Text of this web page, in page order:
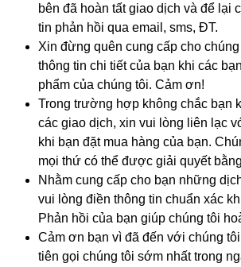
bên đã hoàn tất giao dịch và để lại
tin phản hồi qua email, sms, ĐT.
Xin đừng quên cung cấp cho
thông tin chi tiết của bạn khi các
phẩm của chúng tôi. Cảm ơn!
Trong trường hợp không chắc bạn
các giao dịch, xin vui lòng liên lạc
khi bạn đặt mua hàng của bạn.
mọi thứ có thể được giải quyết
Nhằm cung cấp cho bạn những
vui lòng điền thông tin chuẩn xác
Phản hồi của bạn giúp chúng tôi
Cảm ơn bạn vì đã đến với chúng
tiên gọi chúng tôi sớm nhất trong